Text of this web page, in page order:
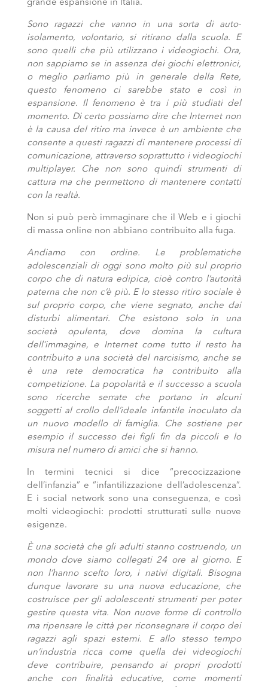
grande espansione in Italia.
Sono ragazzi che vanno in una sorta di auto-
isolamento, volontario, si ritirano dalla scuola. E
sono quelli che più utilizzano i videogiochi. Ora,
non sappiamo se in assenza dei giochi elettronici,
o meglio parliamo più in generale della Rete,
questo fenomeno ci sarebbe stato e così in
espansione. Il fenomeno è tra i più studiati del
momento. Di certo possiamo dire che Internet non
è la causa del ritiro ma invece è un ambiente che
consente a questi ragazzi di mantenere processi di
comunicazione, attraverso soprattutto i videogiochi
multiplayer. Che non sono quindi strumenti di
cattura ma che permettono di mantenere contatti
con la realtà.
Non si può però immaginare che il Web e i giochi
di massa online non abbiano contribuito alla fuga.
Andiamo con ordine. Le problematiche
adolescenziali di oggi sono molto più sul proprio
corpo che di natura edipica, cioè contro l’autorità
paterna che non c’è più. E lo stesso ritiro sociale è
sul proprio corpo, che viene segnato, anche dai
disturbi alimentari. Che esistono solo in una
società opulenta, dove domina la cultura
dell’immagine, e Internet come tutto il resto ha
contribuito a una società del narcisismo, anche se
è una rete democratica ha contribuito alla
competizione. La popolarità e il successo a scuola
sono ricerche serrate che portano in alcuni
soggetti al crollo dell’ideale infantile inoculato da
un nuovo modello di famiglia. Che sostiene per
esempio il successo dei figli fin da piccoli e lo
misura nel numero di amici che si hanno.
In termini tecnici si dice “precocizzazione
dell’infanzia” e “infantilizzazione dell’adolescenza”.
E i social network sono una conseguenza, e così
molti videogiochi: prodotti strutturati sulle nuove
esigenze.
È una società che gli adulti stanno costruendo, un
mondo dove siamo collegati 24 ore al giorno. E
non l’hanno scelto loro, i nativi digitali. Bisogna
dunque lavorare su una nuova educazione, che
costruisce per gli adolescenti strumenti per poter
gestire questa vita. Non nuove forme di controllo
ma ripensare le città per riconsegnare il corpo dei
ragazzi agli spazi esterni. E allo stesso tempo
un’industria ricca come quella dei videogiochi
deve contribuire, pensando ai propri prodotti
anche con finalità educative, come momenti